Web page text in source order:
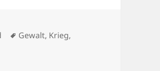
Schlagwörter
Gewalt, Krieg,